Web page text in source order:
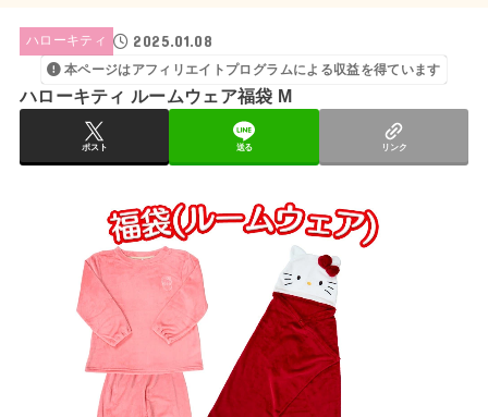
ハローキティ 2025.01.08
本ページはアフィリエイトプログラムによる収益を得ています
ハローキティ ルームウェア福袋 M
ポスト 送る リンク